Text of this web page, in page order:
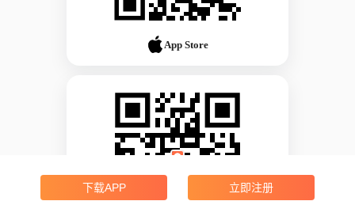
App Store
下载APP 立即注册